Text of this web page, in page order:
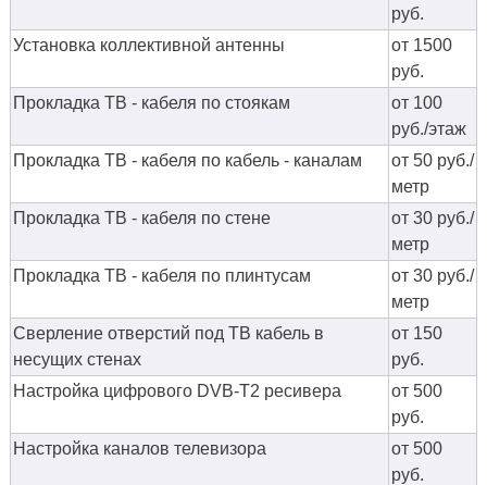
руб.
Установка коллективной антенны
от 1500
руб.
Прокладка ТВ - кабеля по стоякам
от 100
руб./этаж
Прокладка ТВ - кабеля по кабель - каналам
от 50 руб./
метр
Прокладка ТВ - кабеля по стене
от 30 руб./
метр
Прокладка ТВ - кабеля по плинтусам
от 30 руб./
метр
Сверление отверстий под ТВ кабель в
несущих стенах
от 150
руб.
Настройка цифрового DVB-T2 ресивера
от 500
руб.
Настройка каналов телевизора
от 500
руб.